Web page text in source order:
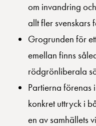
om invandring
allt fler svenskars
Grogrunden för
emellan finns
rödgrönliberala
Partierna förenas
konkret uttryck i
en av samhällets